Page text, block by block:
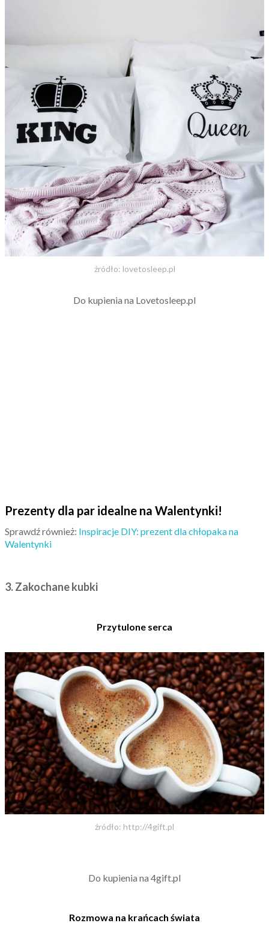
źródło: lovetosleep.pl
Do kupienia na Lovetosleep.pl
Prezenty dla par idealne na Walentynki!
Sprawdź również: Inspiracje DIY: prezent dla chłopaka na
Walentynki
3. Zakochane kubki
Przytulone serca
źródło: http://4gift.pl
Do kupienia na 4gift.pl
Rozmowa na krańcach świata